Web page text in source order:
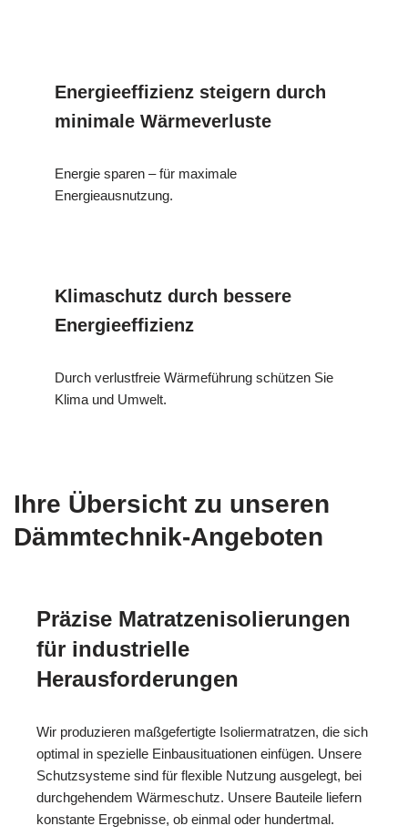
Energieeffizienz steigern durch
minimale Wärmeverluste
Energie sparen – für maximale
Energieausnutzung.
Klimaschutz durch bessere
Energieeffizienz
Durch verlustfreie Wärmeführung schützen Sie
Klima und Umwelt.
Ihre Übersicht zu unseren
Dämmtechnik-Angeboten
Präzise Matratzenisolierungen
für industrielle
Herausforderungen
Wir produzieren maßgefertigte Isoliermatratzen, die sich
optimal in spezielle Einbausituationen einfügen. Unsere
Schutzsysteme sind für flexible Nutzung ausgelegt, bei
durchgehendem Wärmeschutz. Unsere Bauteile liefern
konstante Ergebnisse, ob einmal oder hundertmal.